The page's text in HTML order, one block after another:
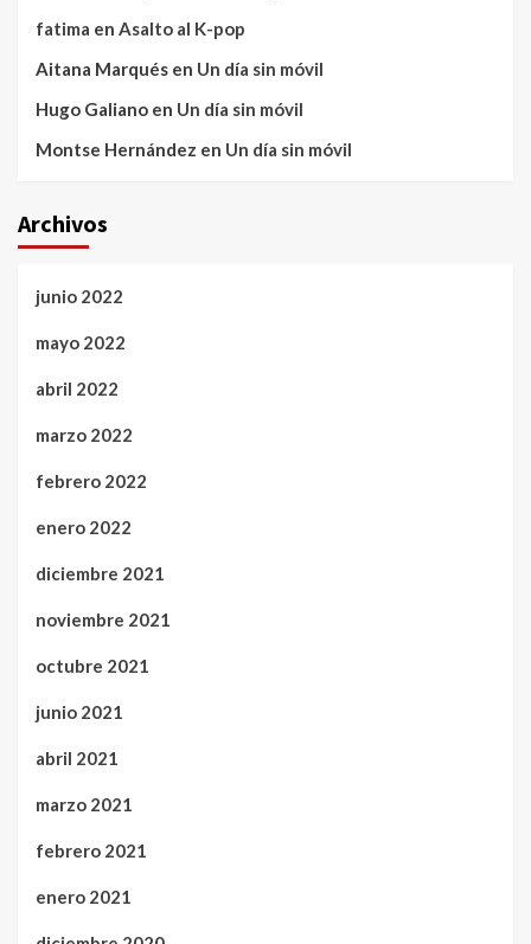
fatima en Asalto al K-pop
Aitana Marqués en Un día sin móvil
Hugo Galiano en Un día sin móvil
Montse Hernández en Un día sin móvil
Archivos
junio 2022
mayo 2022
abril 2022
marzo 2022
febrero 2022
enero 2022
diciembre 2021
noviembre 2021
octubre 2021
junio 2021
abril 2021
marzo 2021
febrero 2021
enero 2021